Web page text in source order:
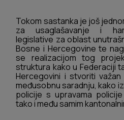
Tokom sastanka je još
za usaglašavanje i
legislative za oblast
Bosne i Hercegovine te
se realizacijom tog
struktura kako u Federaciji
Hercegovini i stvoriti
međusobnu saradnju, kako
policije s upravama
tako i među samim